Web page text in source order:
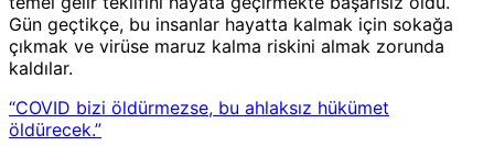
Gün geçtikçe, bu insanlar hayatta kalmak için sokağa
çıkmak ve virüse maruz kalma riskini almak zorunda
kaldılar.
“COVID bizi öldürmezse, bu ahlaksız hükümet
öldürecek.”